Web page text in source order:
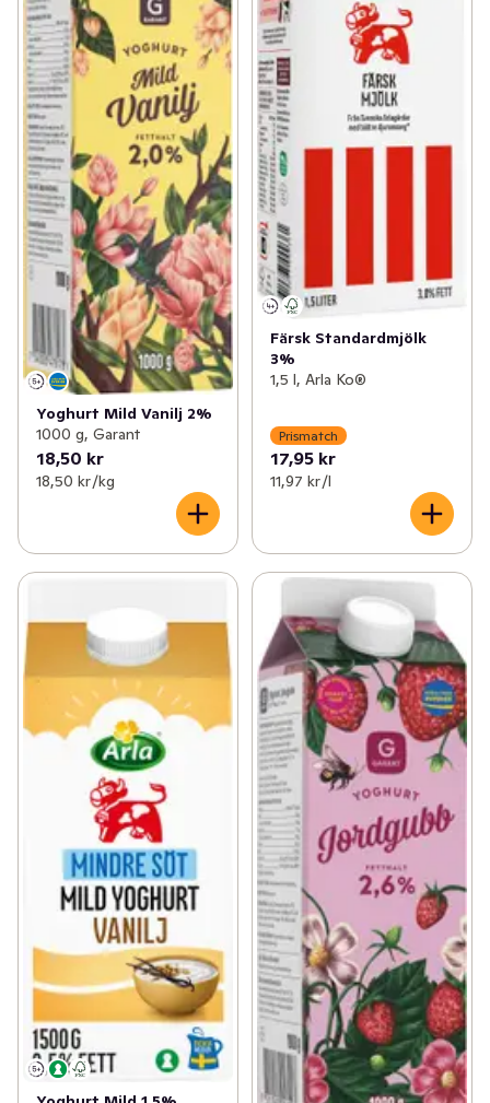
Yoghurt Mild Vanilj 2%
1000 g, Garant
18,50 kr
18,50 kr /kg
Färsk Standardmjölk
3%
1,5 l, Arla Ko®
Prismatch
17,95 kr
11,97 kr /l